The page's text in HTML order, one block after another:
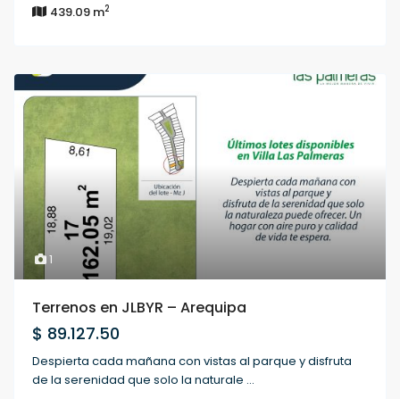
439.09 m2
1
Terrenos en JLBYR – Arequipa
$ 89.127.50
Despierta cada mañana con vistas al parque y disfruta
de la serenidad que solo la naturale ...